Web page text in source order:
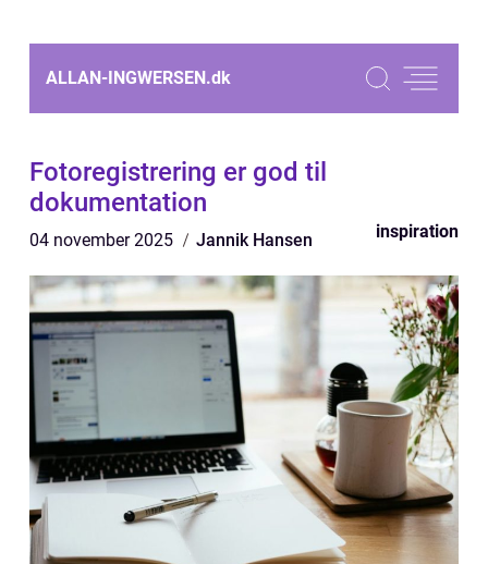
ALLAN-INGWERSEN.dk
Fotoregistrering er god til
dokumentation
04 november 2025 Jannik Hansen inspiration